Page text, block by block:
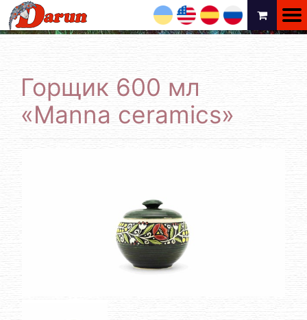
UA EN ES RU
Горщик 600 мл
«Manna ceramics»